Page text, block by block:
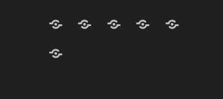
Darknight-
Netzwerk-
Willkommen
DarknightDarknight-Carrabelloy
matrix-